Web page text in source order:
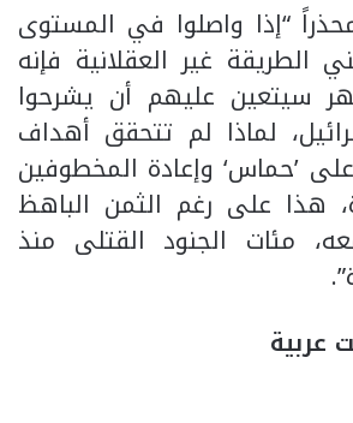
“إذا واصلوا في المستوى
الطريقة غير العقلانية فإنه
سيتعين عليهم أن يشرحوا
لماذا لم تتحقق أهداف
’حماس‘ وإعادة المخطوفين
هذا على رغم الثمن الباهظ
مئات الجنود القتلى منذ
عربية